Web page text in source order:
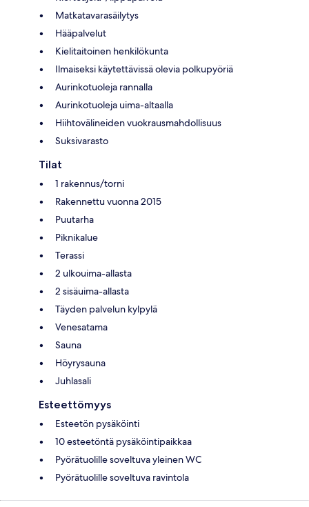
Matkatavarasäilytys
Hääpalvelut
Kielitaitoinen henkilökunta
Ilmaiseksi käytettävissä olevia polkupyöriä
Aurinkotuoleja rannalla
Aurinkotuoleja uima-altaalla
Hiihtovälineiden vuokrausmahdollisuus
Suksivarasto
Tilat
1 rakennus/torni
Rakennettu vuonna 2015
Puutarha
Piknikalue
Terassi
2 ulkouima-allasta
2 sisäuima-allasta
Täyden palvelun kylpylä
Venesatama
Sauna
Höyrysauna
Juhlasali
Esteettömyys
Esteetön pysäköinti
10 esteetöntä pysäköintipaikkaa
Pyörätuolille soveltuva yleinen WC
Pyörätuolille soveltuva ravintola